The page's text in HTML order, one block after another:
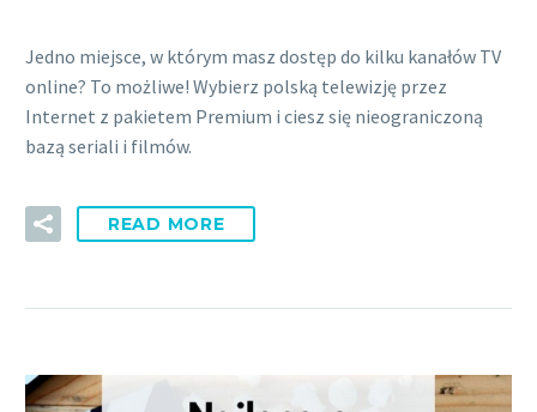
Jedno miejsce, w którym masz dostęp do kilku kanałów TV
online? To możliwe! Wybierz polską telewizję przez
Internet z pakietem Premium i ciesz się nieograniczoną
bazą seriali i filmów.
READ MORE